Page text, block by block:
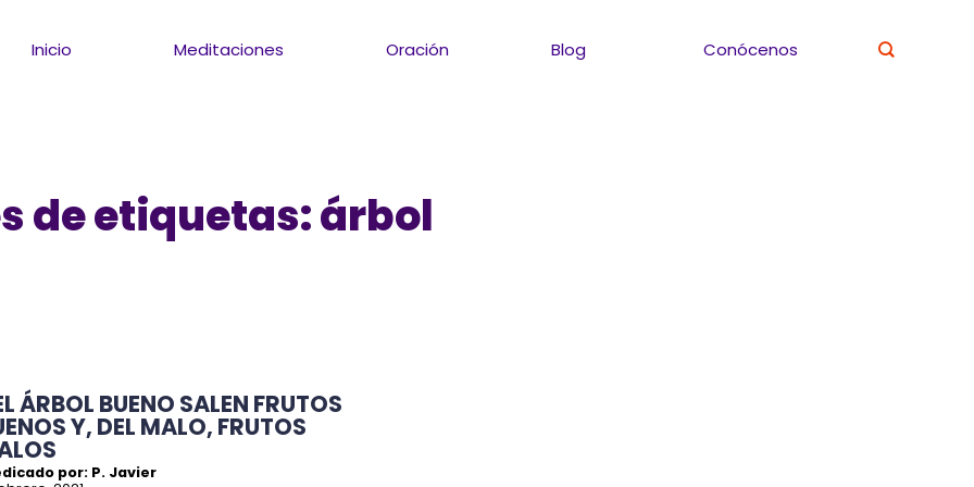
Inicio Meditaciones Oración Blog Conócenos
de etiquetas: árbol
ÁRBOL BUENO SALEN FRUTOS
Y, DEL MALO, FRUTOS
por: P. Javier